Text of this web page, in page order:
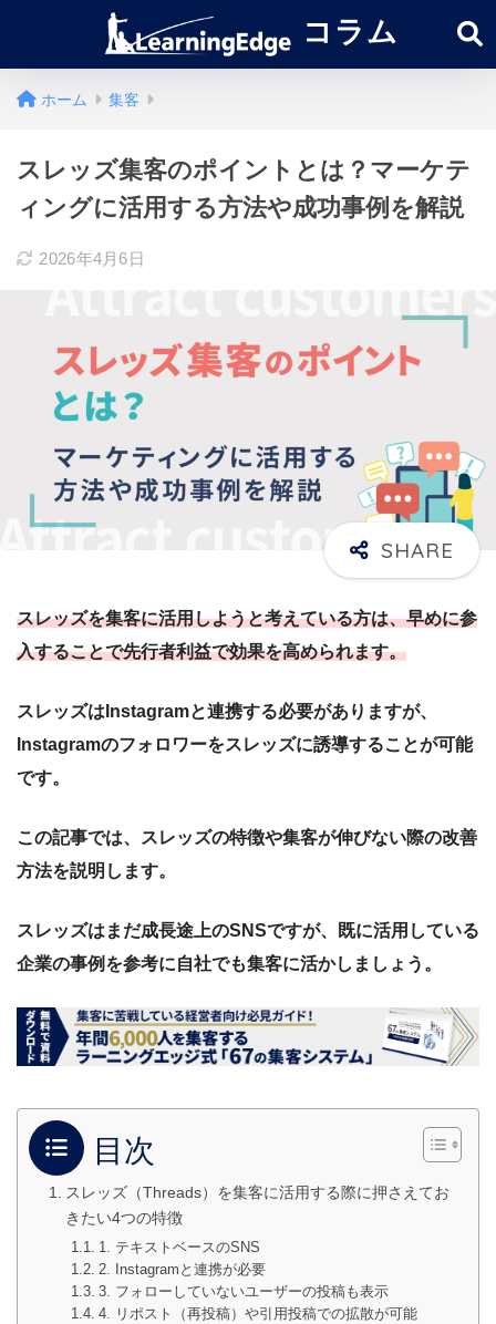
コラム
ホーム 集客
スレッズ集客のポイントとは？マーケテ
ィングに活用する方法や成功事例を解説
2026年4月6日
スレッズを集客に活用しようと考えている方は、早めに参
入することで先行者利益で効果を高められます。
スレッズはInstagramと連携する必要がありますが、
Instagramのフォロワーをスレッズに誘導することが可能
です。
この記事では、スレッズの特徴や集客が伸びない際の改善
方法を説明します。
スレッズはまだ成長途上のSNSですが、既に活用している
企業の事例を参考に自社でも集客に活かしましょう。
目次
スレッズ（Threads）を集客に活用する際に押さえてお
きたい4つの特徴
1. テキストベースのSNS
2. Instagramと連携が必要
3. フォローしていないユーザーの投稿も表示
4. リポスト（再投稿）や引用投稿での拡散が可能